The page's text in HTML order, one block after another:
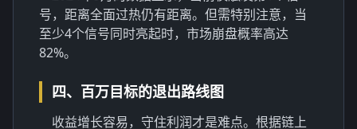
号，距离全面过热仍有距离。但需特别注意，当
至少4个信号同时亮起时，市场崩盘概率高达
82%。
四、百万目标的退出路线图
收益增长容易，守住利润才是难点。根据链上